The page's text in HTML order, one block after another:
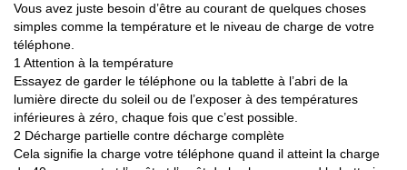
Vous avez juste besoin d’être au courant de quelques choses
simples comme la température et le niveau de charge de votre
téléphone.
1 Attention à la température
Essayez de garder le téléphone ou la tablette à l’abri de la
lumière directe du soleil ou de l’exposer à des températures
inférieures à zéro, chaque fois que c’est possible.
2 Décharge partielle contre décharge complète
Cela signifie la charge votre téléphone quand il atteint la charge